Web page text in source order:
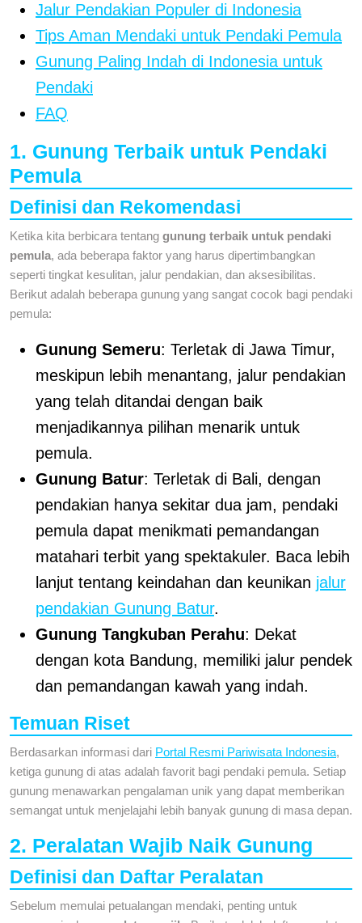
Jalur Pendakian Populer di Indonesia
Tips Aman Mendaki untuk Pendaki Pemula
Gunung Paling Indah di Indonesia untuk
Pendaki
FAQ
1. Gunung Terbaik untuk Pendaki
Pemula
Definisi dan Rekomendasi
Ketika kita berbicara tentang gunung terbaik untuk pendaki
pemula, ada beberapa faktor yang harus dipertimbangkan
seperti tingkat kesulitan, jalur pendakian, dan aksesibilitas.
Berikut adalah beberapa gunung yang sangat cocok bagi pendaki
pemula:
Gunung Semeru: Terletak di Jawa Timur,
meskipun lebih menantang, jalur pendakian
yang telah ditandai dengan baik
menjadikannya pilihan menarik untuk
pemula.
Gunung Batur: Terletak di Bali, dengan
pendakian hanya sekitar dua jam, pendaki
pemula dapat menikmati pemandangan
matahari terbit yang spektakuler. Baca lebih
lanjut tentang keindahan dan keunikan jalur
pendakian Gunung Batur.
Gunung Tangkuban Perahu: Dekat
dengan kota Bandung, memiliki jalur pendek
dan pemandangan kawah yang indah.
Temuan Riset
Berdasarkan informasi dari Portal Resmi Pariwisata Indonesia,
ketiga gunung di atas adalah favorit bagi pendaki pemula. Setiap
gunung menawarkan pengalaman unik yang dapat memberikan
semangat untuk menjelajahi lebih banyak gunung di masa depan.
2. Peralatan Wajib Naik Gunung
Definisi dan Daftar Peralatan
Sebelum memulai petualangan mendaki, penting untuk